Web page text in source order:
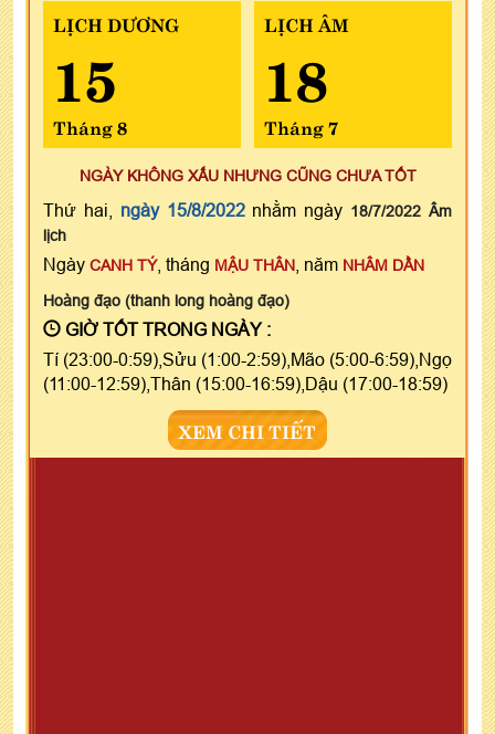
LỊCH DƯƠNG
15
Tháng 8
LỊCH ÂM
18
Tháng 7
NGÀY KHÔNG XẤU NHƯNG CŨNG CHƯA TỐT
Thứ hai, ngày 15/8/2022nhằm ngày 18/7/2022 Âm
lịch
Ngày CANH TÝ, tháng MẬU THÂN , năm NHÂM DẦN
Hoàng đạo (thanh long hoàng đạo)
GIỜ TỐT TRONG NGÀY :
Tí (23:00-0:59),Sửu (1:00-2:59),Mão (5:00-6:59),Ngọ
(11:00-12:59),Thân (15:00-16:59),Dậu (17:00-18:59)
XEM CHI TIẾT